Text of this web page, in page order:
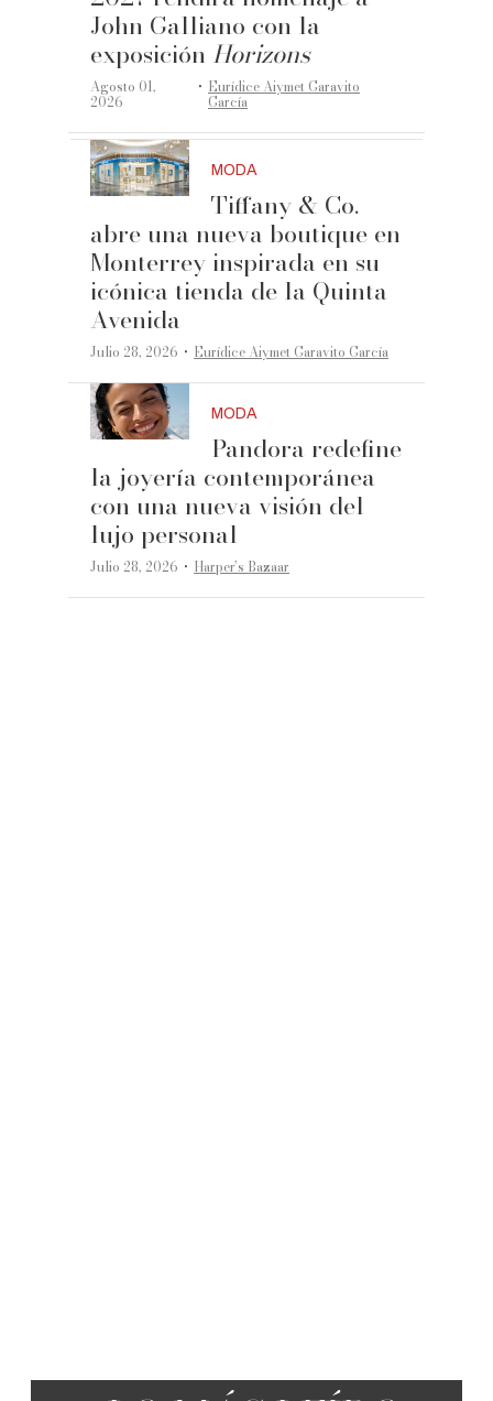
John Galliano con la
exposición Horizons
Agosto 01,
2026 ·Eurídice Aiymet Garavito
García
MODA
Tiffany & Co.
abre una nueva boutique en
Monterrey inspirada en su
icónica tienda de la Quinta
Avenida
Julio 28, 2026 ·Eurídice Aiymet Garavito García
MODA
Pandora redefine
la joyería contemporánea
con una nueva visión del
lujo personal
Julio 28, 2026 ·Harper’s Bazaar